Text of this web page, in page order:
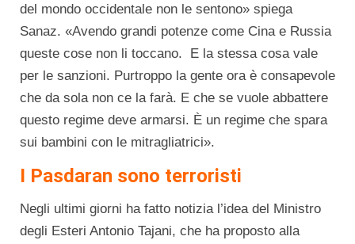
del mondo occidentale non le sentono» spiega
Sanaz. «Avendo grandi potenze come Cina e Russia
queste cose non li toccano. E la stessa cosa vale
per le sanzioni. Purtroppo la gente ora è consapevole
che da sola non ce la farà. E che se vuole abbattere
questo regime deve armarsi. È un regime che spara
sui bambini con le mitragliatrici».
I Pasdaran sono terroristi
Negli ultimi giorni ha fatto notizia l’idea del Ministro
degli Esteri Antonio Tajani, che ha proposto alla